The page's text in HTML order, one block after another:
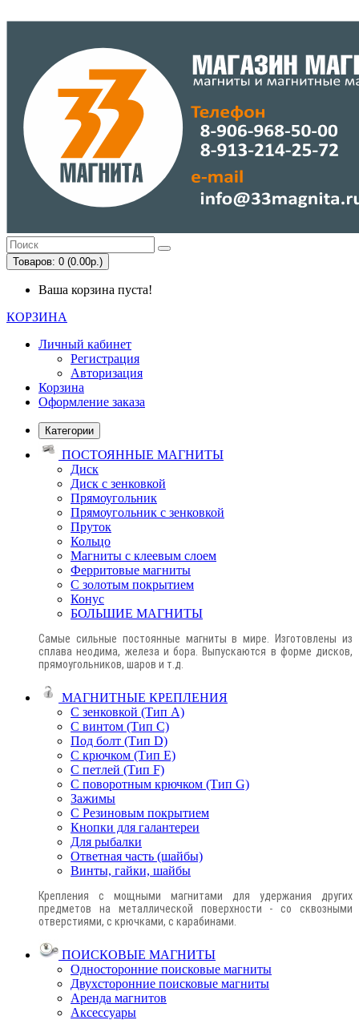
Товаров: 0 (0.00р.)
Ваша корзина пуста!
КОРЗИНА
Личный кабинет
Регистрация
Авторизация
Корзина
Оформление заказа
Категории
ПОСТОЯННЫЕ МАГНИТЫ
Диск
Диск с зенковкой
Прямоугольник
Прямоугольник с зенковкой
Пруток
Кольцо
Магниты с клеевым слоем
Ферритовые магниты
С золотым покрытием
Конус
БОЛЬШИЕ МАГНИТЫ
Самые сильные постоянные магниты в мире. Изготовлены из
сплава неодима, железа и бора. Выпускаются в форме дисков,
прямоугольников, шаров и т.д.
МАГНИТНЫЕ КРЕПЛЕНИЯ
С зенковкой (Тип А)
С винтом (Тип C)
Под болт (Тип D)
С крючком (Тип E)
С петлей (Тип F)
С поворотным крючком (Тип G)
Зажимы
С Резиновым покрытием
Кнопки для галантереи
Для рыбалки
Ответная часть (шайбы)
Винты, гайки, шайбы
Крепления с мощными магнитами для удержания других
предметов на металлической поверхности - со сквозными
отверстиями, с крючками, с карабинами.
ПОИСКОВЫЕ МАГНИТЫ
Односторонние поисковые магниты
Двухсторонние поисковые магниты
Аренда магнитов
Аксессуары